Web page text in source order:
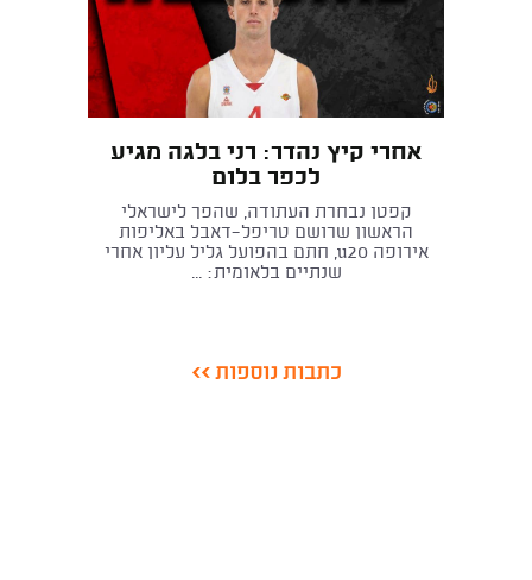
אחרי קיץ נהדר: רני בלגה מגיע
לכפר בלום
קפטן נבחרת העתודה, שהפך לישראלי
הראשון שרושם טריפל־דאבל באליפות
אירופה u20, חתם בהפועל גליל עליון אחרי
שנתיים בלאומית: ...
כתבות נוספות >>